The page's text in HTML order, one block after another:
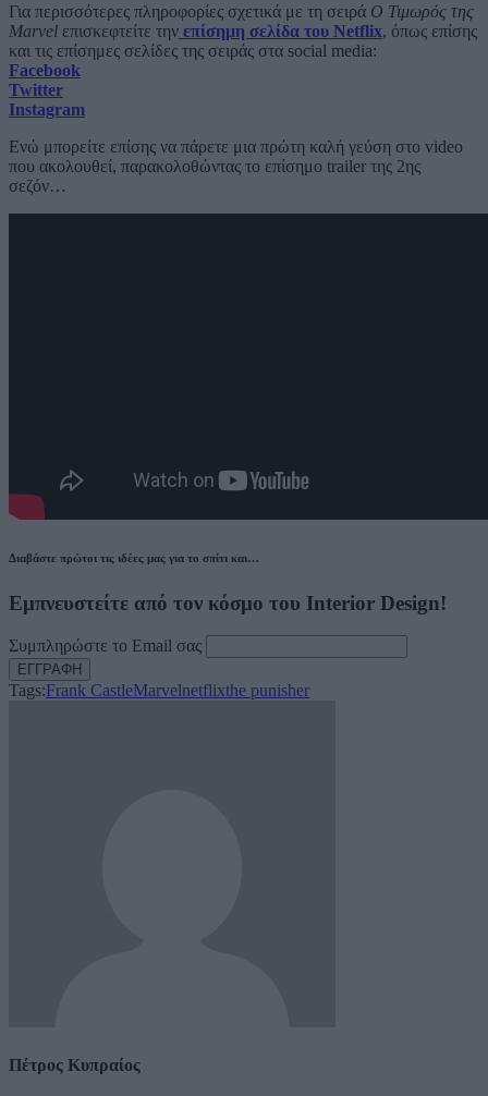
Για περισσότερες πληροφορίες σχετικά με τη σειρά Ο Τιμωρός της
Marvel επισκεφτείτε την επίσημη σελίδα του Netflix, όπως επίσης
και τις επίσημες σελίδες της σειράς στα social media:
Facebook
Twitter
Instagram
Ενώ μπορείτε επίσης να πάρετε μια πρώτη καλή γεύση στο video
που ακολουθεί, παρακολοθώντας το επίσημο trailer της 2ης
σεζόν…
Διαβάστε πρώτοι τις ιδέες μας για το σπίτι και…
Εμπνευστείτε από τον κόσμο του Interior Design!
Συμπληρώστε το Email σας
Tags:Frank CastleMarvelnetflixthe punisher
Πέτρος Κυπραίος